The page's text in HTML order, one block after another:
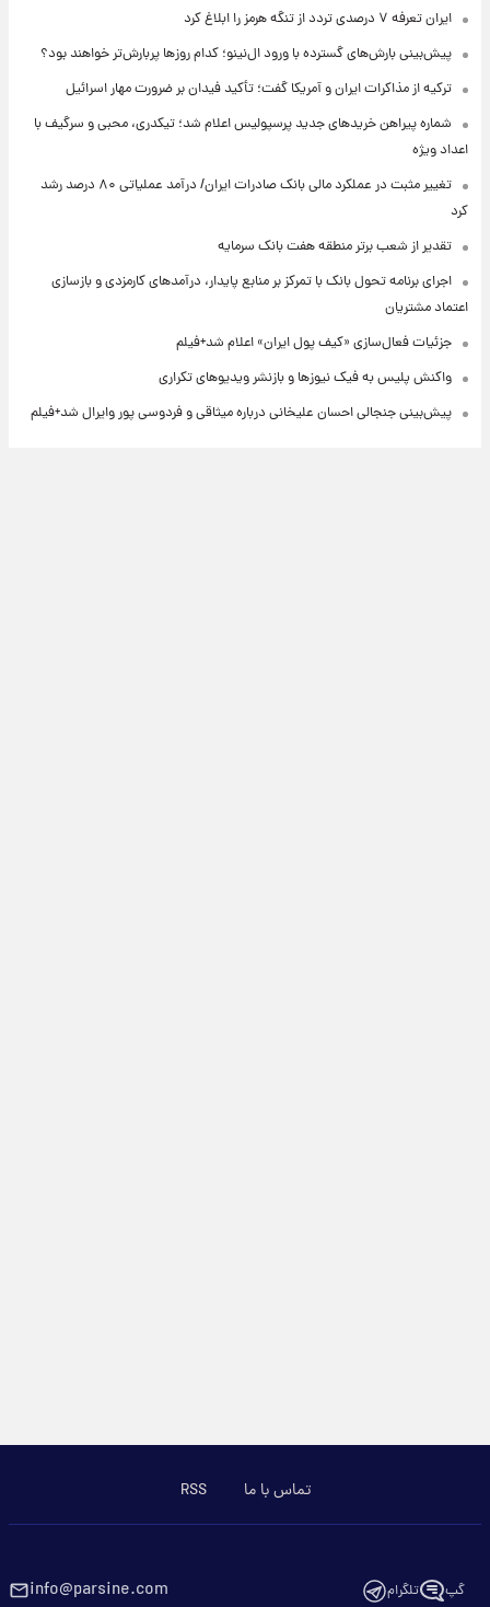
ایران تعرفه ۷ درصدی تردد از تنگه هرمز را ابلاغ کرد
پیش‌بینی بارش‌های گسترده با ورود ال‌نینو؛ کدام روزها پربارش‌تر خواهند بود؟
ترکیه از مذاکرات ایران و آمریکا گفت؛ تأکید فیدان بر ضرورت مهار اسرائیل
شماره پیراهن خریدهای جدید پرسپولیس اعلام شد؛ تیکدری، محبی و سرگیف با
اعداد ویژه
تغییر مثبت در عملکرد مالی بانک صادرات ایران/ درآمد عملیاتی ۸۰ درصد رشد
کرد
تقدیر از شعب برتر منطقه هفت بانک سرمایه
اجرای برنامه تحول بانک با تمرکز بر منابع پایدار، درآمدهای کارمزدی و بازسازی
اعتماد مشتریان
جزئیات فعال‌سازی «کیف پول ایران» اعلام شد+فیلم
واکنش پلیس به فیک نیوزها و بازنشر ویدیوهای تکراری
پیش‌بینی جنجالی احسان علیخانی درباره میثاقی و فردوسی پور وایرال شد+فیلم
تماس با ما RSS
گپ تلگرام info@parsine.com